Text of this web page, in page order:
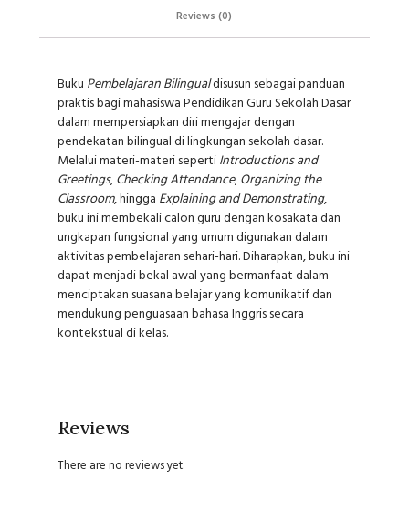
Reviews (0)
Buku Pembelajaran Bilingualdisusun sebagai panduan
praktis bagi mahasiswa Pendidikan Guru Sekolah Dasar
dalam mempersiapkan diri mengajar dengan
pendekatan bilingual di lingkungan sekolah dasar.
Melalui materi-materi sepertiIntroductions and
Greetings,Checking Attendance,Organizing the
Classroom, hingga Explaining and Demonstrating,
buku ini membekali calon guru dengan kosakata dan
ungkapan fungsional yang umum digunakan dalam
aktivitas pembelajaran sehari-hari. Diharapkan, buku ini
dapat menjadi bekal awal yang bermanfaat dalam
menciptakan suasana belajar yang komunikatif dan
mendukung penguasaan bahasa Inggris secara
kontekstual di kelas.
Reviews
There are no reviews yet.